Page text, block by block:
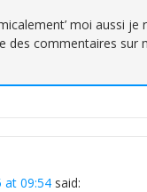
moi aussi je
des commentaires sur
at 09:54 said: